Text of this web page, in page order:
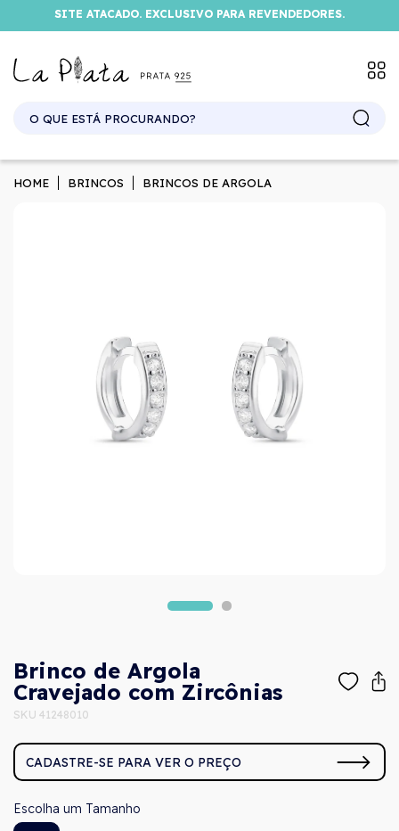
SITE ATACADO. EXCLUSIVO PARA REVENDEDORES.
HOME BRINCOS BRINCOS DE ARGOLA
Brinco de Argola
Cravejado com Zircônias
SKU 41248010
CADASTRE-SE PARA VER O PREÇO
Tamanho